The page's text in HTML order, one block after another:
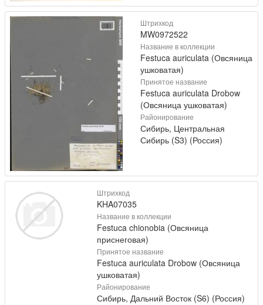
Штрихкод
MW0972522
Название в коллекции
Festuca auriculata (Овсяница
ушковатая)
Принятое название
Festuca auriculata Drobow
(Овсяница ушковатая)
Районирование
Сибирь, Центральная
Сибирь (S3) (Россия)
Штрихкод
KHA07035
Название в коллекции
Festuca chionobia (Овсяница
приснеговая)
Принятое название
Festuca auriculata Drobow (Овсяница
ушковатая)
Районирование
Сибирь, Дальний Восток (S6) (Россия)